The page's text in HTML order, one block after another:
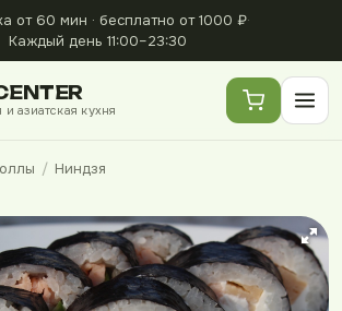
от 60 мин · бесплатно от 1000 ₽·
Каждый день 11:00–23:30
азиатская кухня
/ Ниндзя